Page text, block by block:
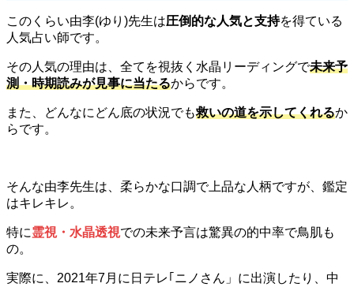
このくらい由李(ゆり)先生は圧倒的な人気と支持を得ている
人気占い師です。
その人気の理由は、全てを視抜く水晶リーディングで未来予
測・時期読みが見事に当たるからです。
また、どんなにどん底の状況でも救いの道を示してくれるか
らです。
そんな由李先生は、柔らかな口調で上品な人柄ですが、鑑定
はキレキレ。
特に霊視・水晶透視での未来予言は驚異の的中率で鳥肌も
の。
実際に、2021年7月に日テレ｢ニノさん」に出演したり、中